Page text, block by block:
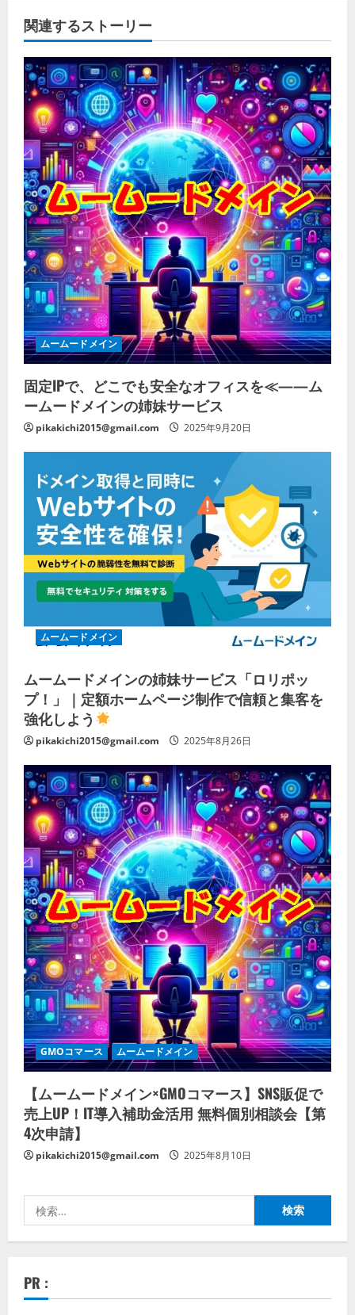
関連するストーリー
ムームードメイン
固定IPで、どこでも安全なオフィスを≪——ム
ームードメインの姉妹サービス
pikakichi2015@gmail.com 2025年9月20日
ムームードメイン
ムームードメインの姉妹サービス「ロリポッ
プ！」｜定額ホームページ制作で信頼と集客を
強化しよう
pikakichi2015@gmail.com 2025年8月26日
GMOコマース ムームードメイン
【ムームードメイン×GMOコマース】SNS販促で
売上UP！IT導入補助金活用 無料個別相談会【第
4次申請】
pikakichi2015@gmail.com 2025年8月10日
索:
PR :